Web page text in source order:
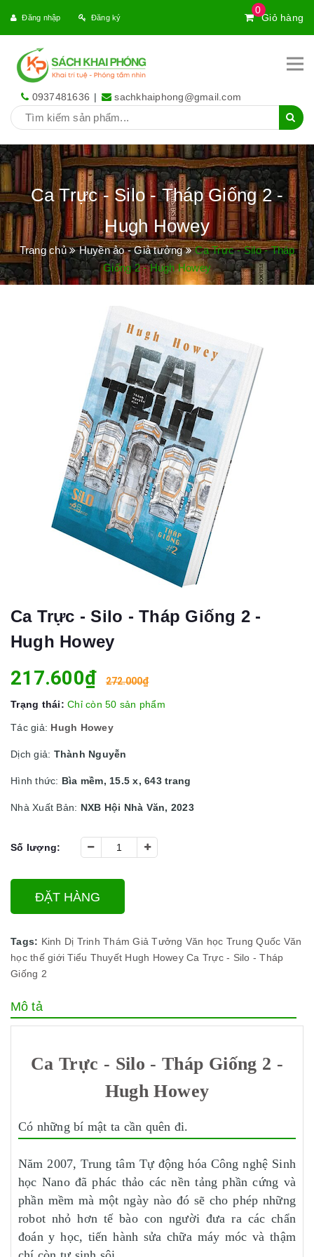
0
Giỏ hàng
Đăng nhập Đăng ký
0937481636 | sachkhaiphong@gmail.com
Ca Trực - Silo - Tháp Giống 2 -
Hugh Howey
Trang chủ Huyền ảo - Giả tưởng
Ca Trực - Silo - Tháp
Giống 2 - Hugh Howey
Ca Trực - Silo - Tháp Giống 2 -
Hugh Howey
217.600₫ 272.000₫
Trạng thái: Chỉ còn 50 sản phẩm
Tác giả: Hugh Howey
Dịch giả: Thành Nguyễn
Hình thức: Bìa mềm, 15.5 x, 643 trang
Nhà Xuất Bản: NXB Hội Nhà Văn, 2023
Số lượng:
ĐẶT HÀNG
Tags: Kinh Dị Trinh Thám Giả Tưởng Văn học Trung Quốc Văn
học thế giới Tiểu Thuyết Hugh Howey Ca Trực - Silo - Tháp
Giống 2
Mô tả
Ca Trực - Silo - Tháp Giống 2 -
Hugh Howey
Có những bí mật ta cần quên đi.
Năm 2007, Trung tâm Tự động hóa Công nghệ Sinh
học Nano đã phác thảo các nền tảng phần cứng và
phần mềm mà một ngày nào đó sẽ cho phép những
robot nhỏ hơn tế bào con người đưa ra các chẩn
đoán y học, tiến hành sửa chữa máy móc và thậm